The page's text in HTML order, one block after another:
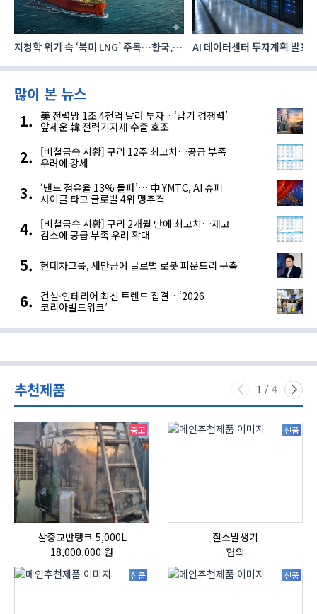
지정학 위기 속 ‘북미 LNG’ 주목…한국,
AI 데이터센터 투자계획 발표,
많이 본 뉴스
美 전력망 1조 4천억 달러 투자…‘납기 경쟁력’
앞세운 韓 전력기자재 수출 호조
[비철금속 시황] 구리 12주 최고치…공급 부족
우려에 강세
‘낸드 점유율 13% 돌파’… 中 YMTC, AI 슈퍼
사이클 타고 글로벌 4위 맹추격
[비철금속 시황] 구리 2개월 만에 최고치…재고
감소에 공급 부족 우려 확대
현대차그룹, 새만금에 글로벌 로봇 파운드리 구축
건설·인테리어 최신 트렌드 집결…‘2026
코리아빌드위크’
추천제품 1 / 4
중고
삼중교반탱크 5,000L
18,000,000 원
신품
질소발생기
협의
신품 신품